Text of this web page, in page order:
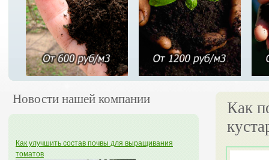
Новости нашей компании
Как улучшить состав почвы для выращивания
томатов
Как